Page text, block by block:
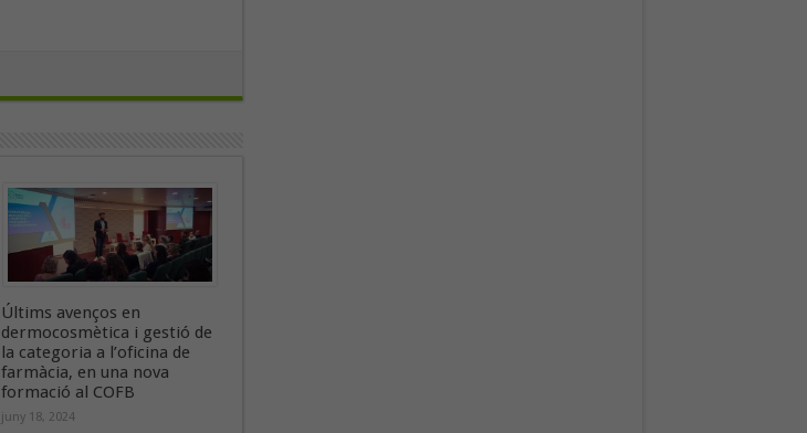
Últims avenços en
dermocosmètica i gestió de
la categoria a l’oficina de
farmàcia, en una nova
formació al COFB
juny 18, 2024